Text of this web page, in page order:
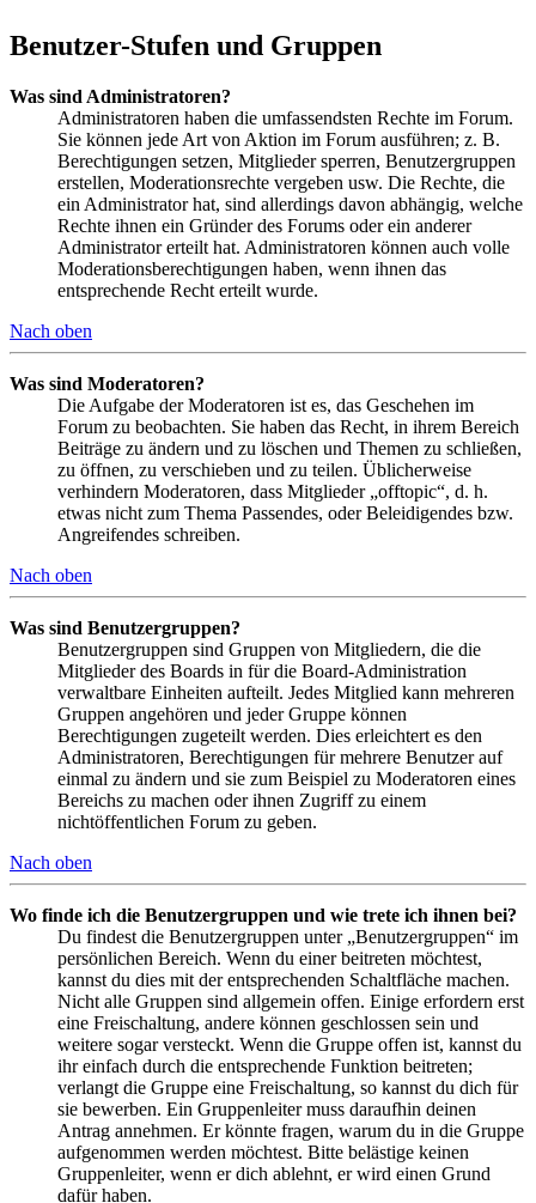
Benutzer-Stufen und Gruppen
Was sind Administratoren?
Administratoren haben die umfassendsten Rechte im Forum.
Sie können jede Art von Aktion im Forum ausführen; z. B.
Berechtigungen setzen, Mitglieder sperren, Benutzergruppen
erstellen, Moderationsrechte vergeben usw. Die Rechte, die
ein Administrator hat, sind allerdings davon abhängig, welche
Rechte ihnen ein Gründer des Forums oder ein anderer
Administrator erteilt hat. Administratoren können auch volle
Moderationsberechtigungen haben, wenn ihnen das
entsprechende Recht erteilt wurde.
Nach oben
Was sind Moderatoren?
Die Aufgabe der Moderatoren ist es, das Geschehen im
Forum zu beobachten. Sie haben das Recht, in ihrem Bereich
Beiträge zu ändern und zu löschen und Themen zu schließen,
zu öffnen, zu verschieben und zu teilen. Üblicherweise
verhindern Moderatoren, dass Mitglieder „offtopic“, d. h.
etwas nicht zum Thema Passendes, oder Beleidigendes bzw.
Angreifendes schreiben.
Nach oben
Was sind Benutzergruppen?
Benutzergruppen sind Gruppen von Mitgliedern, die die
Mitglieder des Boards in für die Board-Administration
verwaltbare Einheiten aufteilt. Jedes Mitglied kann mehreren
Gruppen angehören und jeder Gruppe können
Berechtigungen zugeteilt werden. Dies erleichtert es den
Administratoren, Berechtigungen für mehrere Benutzer auf
einmal zu ändern und sie zum Beispiel zu Moderatoren eines
Bereichs zu machen oder ihnen Zugriff zu einem
nichtöffentlichen Forum zu geben.
Nach oben
Wo finde ich die Benutzergruppen und wie trete ich ihnen bei?
Du findest die Benutzergruppen unter „Benutzergruppen“ im
persönlichen Bereich. Wenn du einer beitreten möchtest,
kannst du dies mit der entsprechenden Schaltfläche machen.
Nicht alle Gruppen sind allgemein offen. Einige erfordern erst
eine Freischaltung, andere können geschlossen sein und
weitere sogar versteckt. Wenn die Gruppe offen ist, kannst du
ihr einfach durch die entsprechende Funktion beitreten;
verlangt die Gruppe eine Freischaltung, so kannst du dich für
sie bewerben. Ein Gruppenleiter muss daraufhin deinen
Antrag annehmen. Er könnte fragen, warum du in die Gruppe
aufgenommen werden möchtest. Bitte belästige keinen
Gruppenleiter, wenn er dich ablehnt, er wird einen Grund
dafür haben.